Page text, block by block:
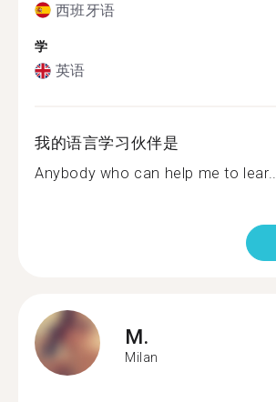
西班牙语
学
英语
我的语言学习伙伴是
Anybody who can help me to
M.
Milan